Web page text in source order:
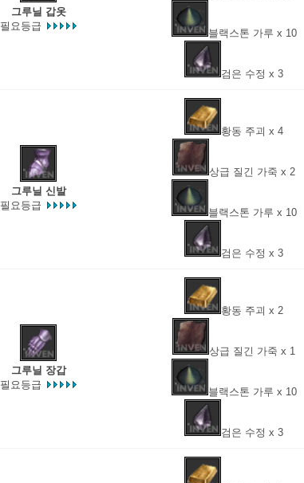
그루닐 갑옷
필요등급
블랙스톤 가루 x 10
검은 수정 x 3
그루닐 신발
필요등급
황동 주괴 x 4
상급 질긴 가죽 x 2
블랙스톤 가루 x 10
검은 수정 x 3
그루닐 장갑
필요등급
황동 주괴 x 2
상급 질긴 가죽 x 1
블랙스톤 가루 x 10
검은 수정 x 3